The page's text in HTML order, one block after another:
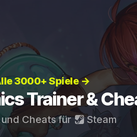
3000+ Spiele →
Trainer &
und Cheats für Steam